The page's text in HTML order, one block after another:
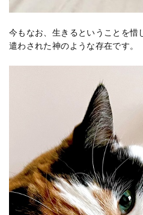
今もなお、生きるということを惜
遣わされた神のような存在です。